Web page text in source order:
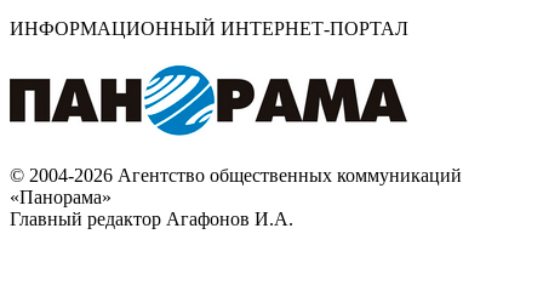
ИНФОРМАЦИОННЫЙ ИНТЕРНЕТ-ПОРТАЛ
© 2004-2026 Агентство общественных коммуникаций
«Панорама»
Главный редактор Агафонов И.А.